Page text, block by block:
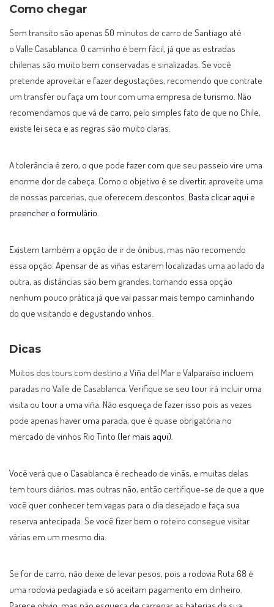
Como chegar
Sem transito são apenas 50 minutos de carro de Santiago até
o Valle Casablanca. O caminho é bem fácil, já que as estradas
chilenas são muito bem conservadas e sinalizadas. Se você
pretende aproveitar e fazer degustações, recomendo que contrate
um transfer ou faça um tour com uma empresa de turismo. Não
recomendamos que vá de carro, pelo simples fato de que no Chile,
existe lei seca e as regras são muito claras.
A tolerância é zero, o que pode fazer com que seu passeio vire uma
enorme dor de cabeça. Como o objetivo é se divertir, aproveite uma
de nossas parcerias, que oferecem descontos. Basta clicar aqui e
preencher o formulário
Existem também a opção de ir de ônibus, mas não recomendo
essa opção. Apensar de as viñas estarem localizadas uma ao lado da
outra, as distâncias são bem grandes, tornando essa opção
nenhum pouco prática já que vai passar mais tempo caminhando
do que visitando e degustando vinhos.
Dicas
Muitos dos tours com destino a Viña del Mar e Valparaíso incluem
paradas no Valle de Casablanca. Verifique se seu tour irá incluir uma
visita ou tour a uma viña. Não esqueça de fazer isso pois as vezes
pode apenas haver uma parada, que é quase obrigatória no
mercado de vinhos Rio Tinto (ler mais aqui).
Você verá que o Casablanca é recheado de vinãs, e muitas delas
tem tours diários, mas outras não, então certifique-se de que a que
você quer conhecer tem vagas para o dia desejado e faça sua
reserva antecipada. Se você fizer bem o roteiro consegue visitar
várias em um mesmo dia.
Se for de carro, não deixe de levar pesos, pois a rodovia Ruta 68 é
uma rodovia pedagiada e só aceitam pagamento em dinheiro.